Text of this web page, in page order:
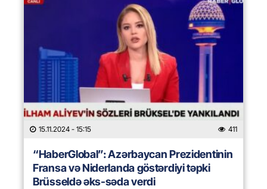
15.11.2024 - 15:15 411
“HaberGlobal”: Azərbaycan Prezidentinin
Fransa və Niderlanda göstərdiyi təpki
Brüsseldə əks-səda verdi